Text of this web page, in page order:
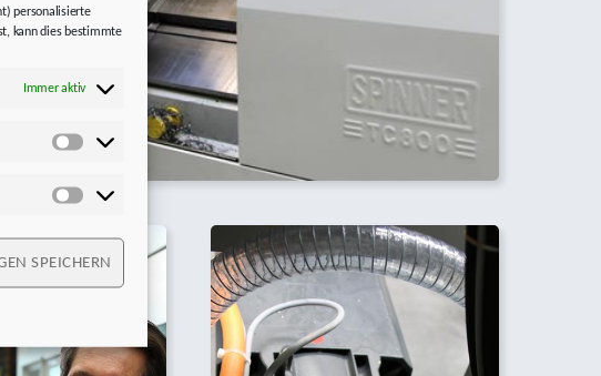
personalisierte
kann dies bestimmte
Immer aktiv
Statistiken
Marketing
SPEICHERN